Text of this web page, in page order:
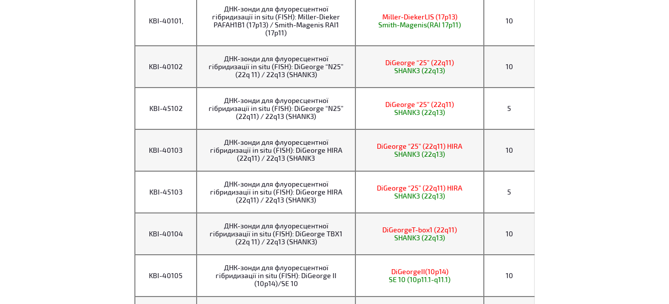
KBI-40101,
ДНК-зонди для флуоресцентної
гібридизації in situ (FISH): Miller-Dieker
PAFAH1B1 (17p13) / Smith-Magenis RAI1
(17p11)
Miller-DiekerLIS (17p13)
Smith-Magenis(RAI 17p11)
10
KBI-40102
ДНК-зонди для флуоресцентної
гібридизації in situ (FISH): DiGeorge “N25”
(22q 11) / 22q13 (SHANK3)
DiGeorge “25” (22q11)
SHANK3 (22q13)
10
KBI-45102
ДНК-зонди для флуоресцентної
гібридизації in situ (FISH): DiGeorge “N25”
(22q11) / 22q13 (SHANK3)
DiGeorge “25” (22q11)
SHANK3 (22q13)
5
KBI-40103
ДНК-зонди для флуоресцентної
гібридизації in situ (FISH): DiGeorge HIRA
(22q11) / 22q13 (SHANK3
DiGeorge “25” (22q11) HIRA
SHANK3 (22q13)
10
KBI-45103
ДНК-зонди для флуоресцентної
гібридизації in situ (FISH): DiGeorge HIRA
(22q11) / 22q13 (SHANK3)
DiGeorge “25” (22q11) HIRA
SHANK3 (22q13)
5
KBI-40104
ДНК-зонди для флуоресцентної
гібридизації in situ (FISH): DiGeorge TBX1
(22q 11) / 22q13 (SHANK3)
DiGeorgeT-box1 (22q11)
SHANK3 (22q13)
10
KBI-40105
ДНК-зонди для флуоресцентної
гібридизації in situ (FISH): DiGeorge II
(10p14)/SE 10
DiGeorgeII(10p14)
SE 10 (10p11.1-q11.1)
10